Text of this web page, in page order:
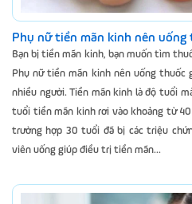
Phụ nữ tiền mãn kinh nên
Bạn bị tiền mãn kinh, bạn muốn tìm
Phụ nữ tiền mãn kinh nên uống thuốc
nhiều người. Tiền mãn kinh là độ tuổi
tuổi tiền mãn kinh rơi vào khoảng từ
trường hợp 30 tuổi đã bị các triệu
viên uống giúp điều trị tiền mãn...